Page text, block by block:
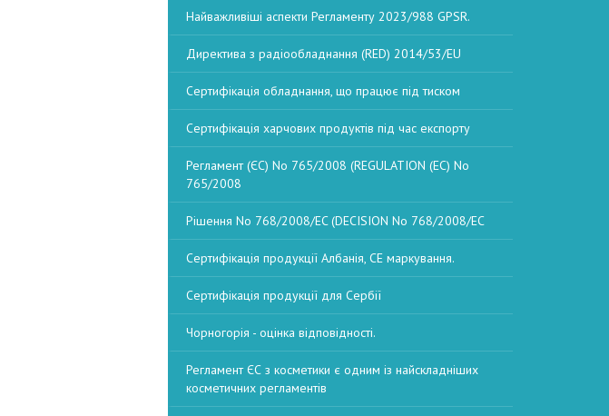
Найважливіші аспекти Регламенту 2023/988 GPSR.
Директива з радіообладнання (RED) 2014/53/EU
Сертифікація обладнання, що працює під тиском
Сертифікація харчових продуктів під час експорту
Регламент (ЄС) No 765/2008 (REGULATION (EC) No
765/2008
Рішення No 768/2008/EC (DECISION No 768/2008/EC
Сертифікація продукції Албанія, СЕ маркування.
Сертифікація продукції для Сербії
Чорногорія - оцінка відповідності.
Регламент ЄС з косметики є одним із найскладніших
косметичних регламентів